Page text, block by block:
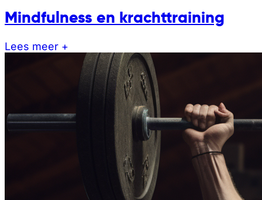
Mindfulness en krachttraining
Lees meer +